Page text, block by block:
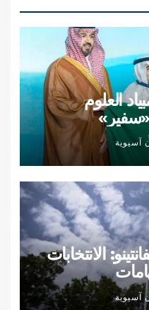
العلوم
«سفير»
آسيوية
الانتخابات
آسيوية